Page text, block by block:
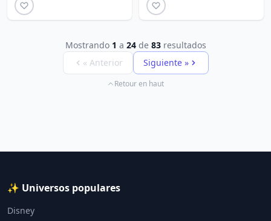
Mostrando 1 a 24de 83resultados
« Anterior
Siguiente »
Retour en haut
✨ Universos populares
Disney